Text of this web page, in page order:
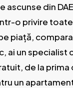
ascunse din
o privire
piață,
ai un specialist
de la prima
un